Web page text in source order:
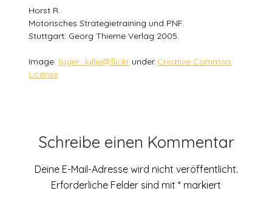
Horst R.
Motorisches Strategietraining und PNF.
Stuttgart: Georg Thieme Verlag 2005.
Image:tyger_lyllie@flickr under Creative Common
License
Schreibe einen Kommentar
Deine E-Mail-Adresse wird nicht veröffentlicht.
Erforderliche Felder sind mit * markiert